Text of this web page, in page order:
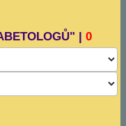
| 0